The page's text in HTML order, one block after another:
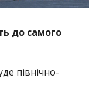
до самого
північно-